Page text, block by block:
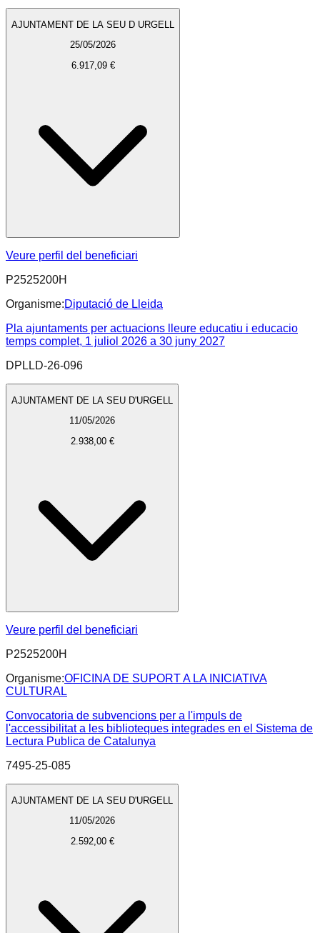
AJUNTAMENT DE LA SEU D URGELL
25/05/2026
6.917,09 €
Veure perfil del beneficiari
P2525200H
Organisme:Diputació de Lleida
Pla ajuntaments per actuacions lleure educatiu i educacio
temps complet, 1 juliol 2026 a 30 juny 2027
DPLLD-26-096
AJUNTAMENT DE LA SEU D'URGELL
11/05/2026
2.938,00 €
Veure perfil del beneficiari
P2525200H
Organisme:OFICINA DE SUPORT A LA INICIATIVA
CULTURAL
Convocatoria de subvencions per a l'impuls de
l'accessibilitat a les biblioteques integrades en el Sistema de
Lectura Publica de Catalunya
7495-25-085
AJUNTAMENT DE LA SEU D'URGELL
11/05/2026
2.592,00 €